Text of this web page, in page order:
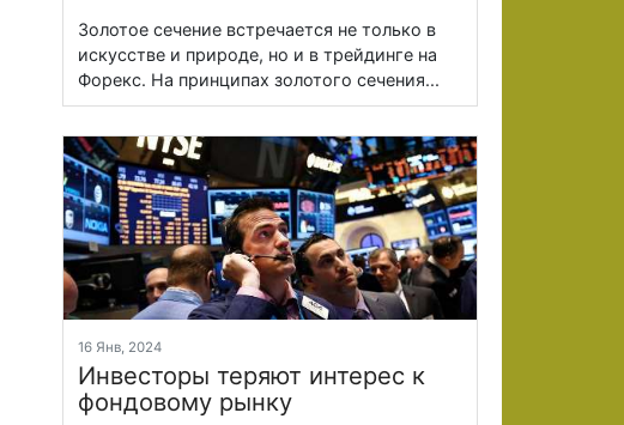
Золотое сечение встречается не только в
искусстве и природе, но и в трейдинге на
Форекс. На принципах золотого сечения...
16 Янв, 2024
Инвесторы теряют интерес к
фондовому рынку